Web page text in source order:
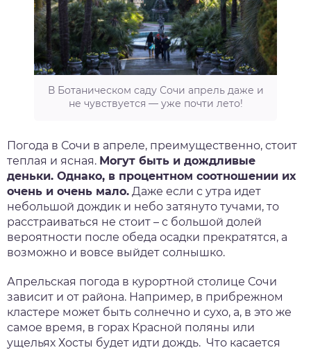
В Ботаническом саду Сочи апрель даже и
не чувствуется — уже почти лето!
Погода в Сочи в апреле, преимущественно, стоит
теплая и ясная. Могут быть и дождливые
деньки. Однако, в процентном соотношении их
очень и очень мало. Даже если с утра идет
небольшой дождик и небо затянуто тучами, то
расстраиваться не стоит – с большой долей
вероятности после обеда осадки прекратятся, а
возможно и вовсе выйдет солнышко.
Апрельская погода в курортной столице Сочи
зависит и от района. Например, в прибрежном
кластере может быть солнечно и сухо, а, в это же
самое время, в горах Красной поляны или
ущельях Хосты будет идти дождь. Что касается